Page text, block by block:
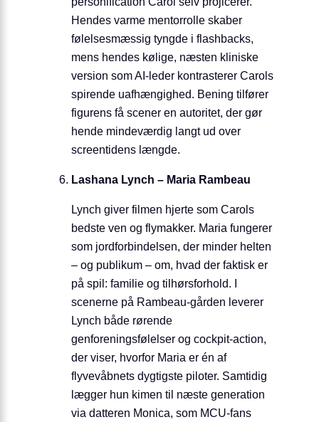
Hendes varme mentorrolle skaber
følelsesmæssig tyngde i flashbacks,
mens hendes kølige, næsten kliniske
version som AI-leder kontrasterer Carols
spirende uafhængighed. Bening tilfører
figurens få scener en autoritet, der gør
hende mindeværdig langt ud over
screentidens længde.
Lashana Lynch – Maria Rambeau
Lynch giver filmen hjerte som Carols
bedste ven og flymakker. Maria fungerer
som jordforbindelsen, der minder helten
– og publikum – om, hvad der faktisk er
på spil: familie og tilhørsforhold. I
scenerne på Rambeau-gården leverer
Lynch både rørende
genforeningsfølelser og cockpit-action,
der viser, hvorfor Maria er én af
flyvevåbnets dygtigste piloter. Samtidig
lægger hun kimen til næste generation
via datteren Monica, som MCU-fans